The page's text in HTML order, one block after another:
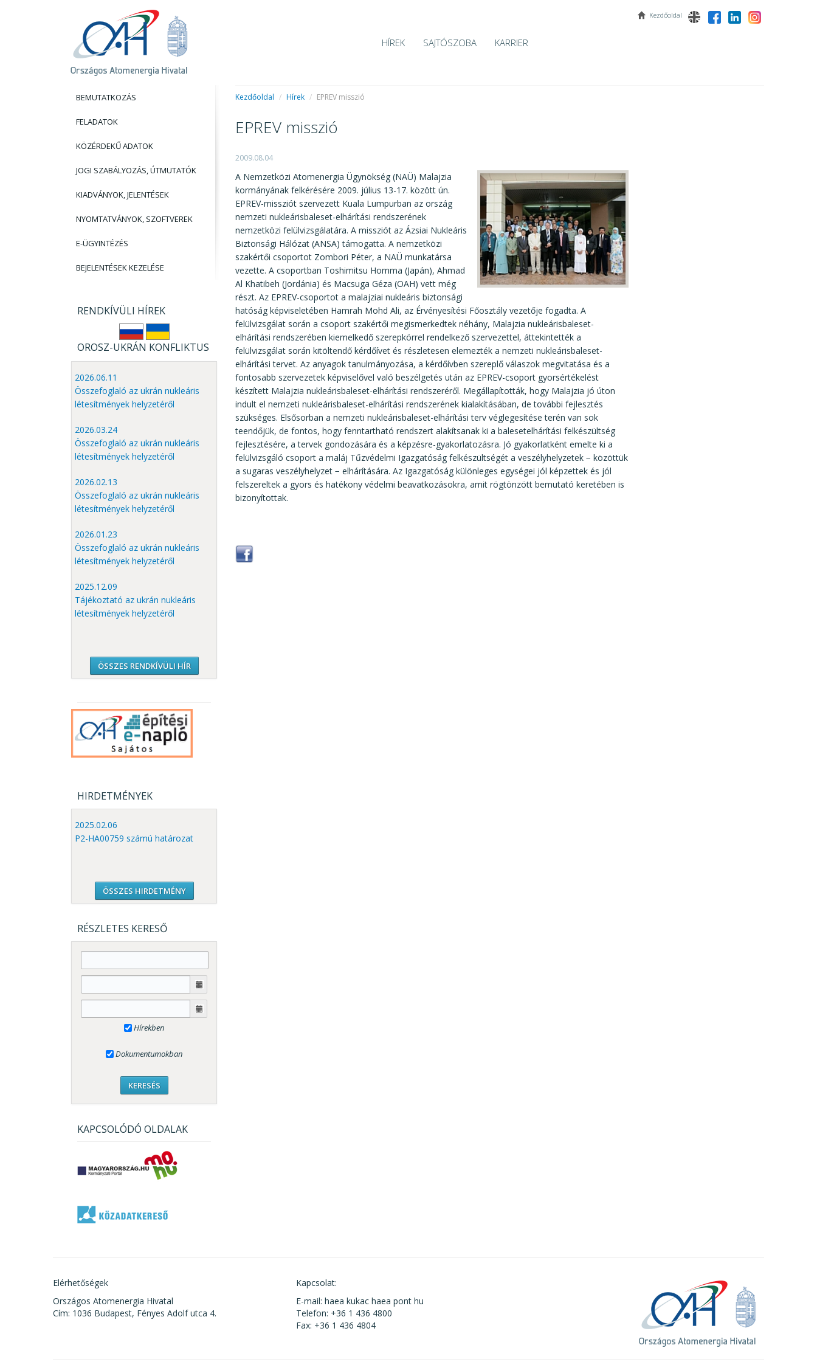
Kezdőoldal
HÍREK SAJTÓSZOBA KARRIER
BEMUTATKOZÁS
FELADATOK
KÖZÉRDEKŰ ADATOK
JOGI SZABÁLYOZÁS, ÚTMUTATÓK
KIADVÁNYOK, JELENTÉSEK
NYOMTATVÁNYOK, SZOFTVEREK
E-ÜGYINTÉZÉS
BEJELENTÉSEK KEZELÉSE
RENDKÍVÜLI HÍREK
OROSZ-UKRÁN KONFLIKTUS
2026.06.11
Összefoglaló az ukrán nukleáris
létesítmények helyzetéről
2026.03.24
Összefoglaló az ukrán nukleáris
létesítmények helyzetéről
2026.02.13
Összefoglaló az ukrán nukleáris
létesítmények helyzetéről
2026.01.23
Összefoglaló az ukrán nukleáris
létesítmények helyzetéről
2025.12.09
Tájékoztató az ukrán nukleáris
létesítmények helyzetéről
ÖSSZES RENDKÍVÜLI HÍR
HIRDETMÉNYEK
2025.02.06
P2-HA00759 számú határozat
ÖSSZES HIRDETMÉNY
RÉSZLETES KERESŐ
Hírekben
Dokumentumokban
KAPCSOLÓDÓ OLDALAK
Kezdőoldal / Hírek / EPREV misszió
EPREV misszió
2009.08.04
A Nemzetközi Atomenergia Ügynökség (NAÜ) Malajzia
kormányának felkérésére 2009. július 13-17. között ún.
EPREV-missziót szervezett Kuala Lumpurban az ország
nemzeti nukleárisbaleset-elhárítási rendszerének
nemzetközi felülvizsgálatára. A missziót az Ázsiai Nukleáris
Biztonsági Hálózat (ANSA) támogatta. A nemzetközi
szakértői csoportot Zombori Péter, a NAÜ munkatársa
vezette. A csoportban Toshimitsu Homma (Japán), Ahmad
Al Khatibeh (Jordánia) és Macsuga Géza (OAH) vett még
részt. Az EPREV-csoportot a malajziai nukleáris biztonsági
hatóság képviseletében Hamrah Mohd Ali, az Érvényesítési Főosztály vezetője fogadta. A
felülvizsgálat során a csoport szakértői megismerkedtek néhány, Malajzia nukleárisbaleset-
elhárítási rendszerében kiemelkedő szerepkörrel rendelkező szervezettel, áttekintették a
felülvizsgálat során kitöltendő kérdőívet és részletesen elemezték a nemzeti nukleárisbaleset-
elhárítási tervet. Az anyagok tanulmányozása, a kérdőívben szereplő válaszok megvitatása és a
fontosabb szervezetek képviselővel való beszélgetés után az EPREV-csoport gyorsértékelést
készített Malajzia nukleárisbaleset-elhárítási rendszeréről. Megállapították, hogy Malajzia jó úton
indult el nemzeti nukleárisbaleset-elhárítási rendszerének kialakításában, de további fejlesztés
szükséges. Elsősorban a nemzeti nukleárisbaleset-elhárítási terv véglegesítése terén van sok
teendőjük, de fontos, hogy fenntartható rendszert alakítsanak ki a balesetelhárítási felkészültség
fejlesztésére, a tervek gondozására és a képzésre-gyakorlatozásra. Jó gyakorlatként emelte ki a
felülvizsgáló csoport a maláj Tűzvédelmi Igazgatóság felkészültségét a veszélyhelyzetek − közöttük
a sugaras veszélyhelyzet − elhárítására. Az Igazgatóság különleges egységei jól képzettek és jól
felszereltek a gyors és hatékony védelmi beavatkozásokra, amit rögtönzött bemutató keretében is
bizonyítottak.
Elérhetőségek
Országos Atomenergia Hivatal
Cím: 1036 Budapest, Fényes Adolf utca 4.
Kapcsolat:
E-mail: haea kukac haea pont hu
Telefon: +36 1 436 4800
Fax: +36 1 436 4804